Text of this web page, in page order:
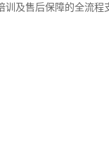
及售后保障的全流程